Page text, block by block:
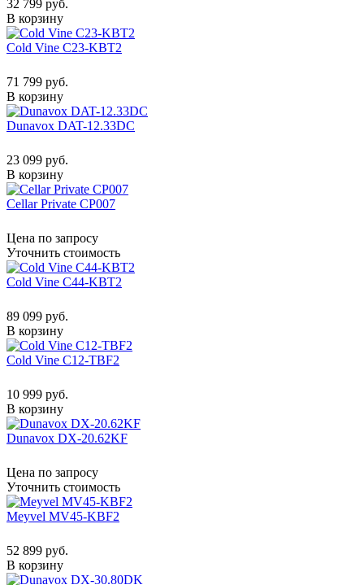
32 799 руб.
В корзину
Cold Vine C23-KBT2
71 799 руб.
В корзину
Dunavox DAT-12.33DC
23 099 руб.
В корзину
Cellar Private CP007
Цена по запросу
Уточнить стоимость
Cold Vine C44-KBT2
89 099 руб.
В корзину
Cold Vine C12-TBF2
10 999 руб.
В корзину
Dunavox DX-20.62KF
Цена по запросу
Уточнить стоимость
Meyvel MV45-KBF2
52 899 руб.
В корзину